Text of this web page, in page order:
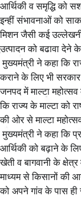
आर्थिकी व समृद्धि को
इन्हीं संभावनाओं को
मिशन जैसी कई
उत्पादन को बढावा देने
मुख्यमंत्री ने कहा कि
कराने के लिए भी
जनपद में माल्टा
कि राज्य के माल्टा को
की ओर से माल्टा
मुख्यमंत्री ने कहा कि
आर्थिकी को बढ़ाने के
खेती व बागवानी के
माध्यम से किसानों की
को अपने गांव के पास ही